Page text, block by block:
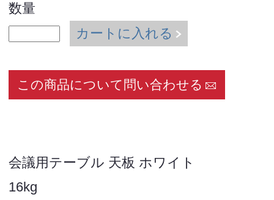
数量
カートに入れる
この商品について問い合わせる
会議用テーブル 天板 ホワイト
16kg